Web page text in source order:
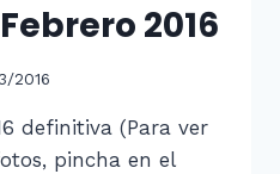
2016
2016
definitiva (Para ver
pincha en el